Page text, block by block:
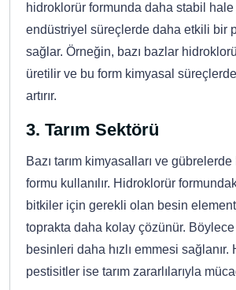
hidroklorür formunda daha stabil
endüstriyel süreçlerde daha etkili bir
sağlar. Örneğin, bazı bazlar
üretilir ve bu form kimyasal
artırır.
3. Tarım Sektörü
Bazı tarım kimyasalları ve
formu kullanılır. Hidroklorür
bitkiler için gerekli olan besin
toprakta daha kolay çözünür.
besinleri daha hızlı emmesi sağlanır.
pestisitler ise tarım zararlılarıyla